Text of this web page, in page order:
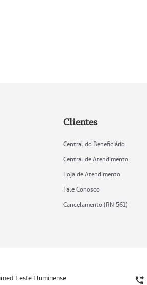
Clientes
Central do Beneficiário
Central de Atendimento
Loja de Atendimento
Fale Conosco
Cancelamento (RN 561)
Leste Fluminense